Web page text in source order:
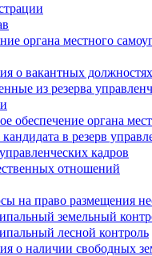
органа местного
о вакантных
из резерва
обеспечение органа
в резерв
кадров
отношений
на право размещения
земельный
лесной контроль
о наличии свободных